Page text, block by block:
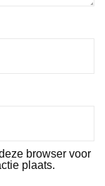
browser voor
plaats.